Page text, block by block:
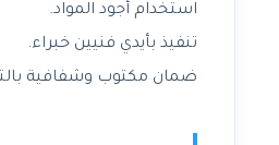
استخدام أجود المواد.
تنفيذ بأيدي فنيين خبراء.
ضمان مكتوب وشفافية